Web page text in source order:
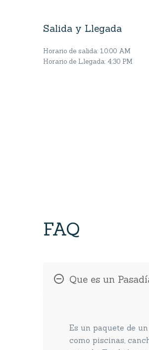
Salida y Llegada
Horario de salida: 10:00 AM
Horario de Llegada: 4:30 PM
FAQ
Que es un
Es un paquete de
como piscinas,